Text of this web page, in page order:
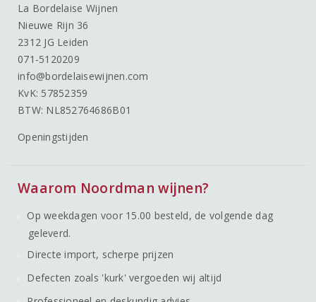
La Bordelaise Wijnen
Nieuwe Rijn 36
2312 JG Leiden
071-5120209
info@bordelaisewijnen.com
KvK: 57852359
BTW: NL852764686B01
Openingstijden
Waarom Noordman wijnen?
Op weekdagen voor 15.00 besteld, de volgende dag
geleverd.
Directe import, scherpe prijzen
Defecten zoals 'kurk' vergoeden wij altijd